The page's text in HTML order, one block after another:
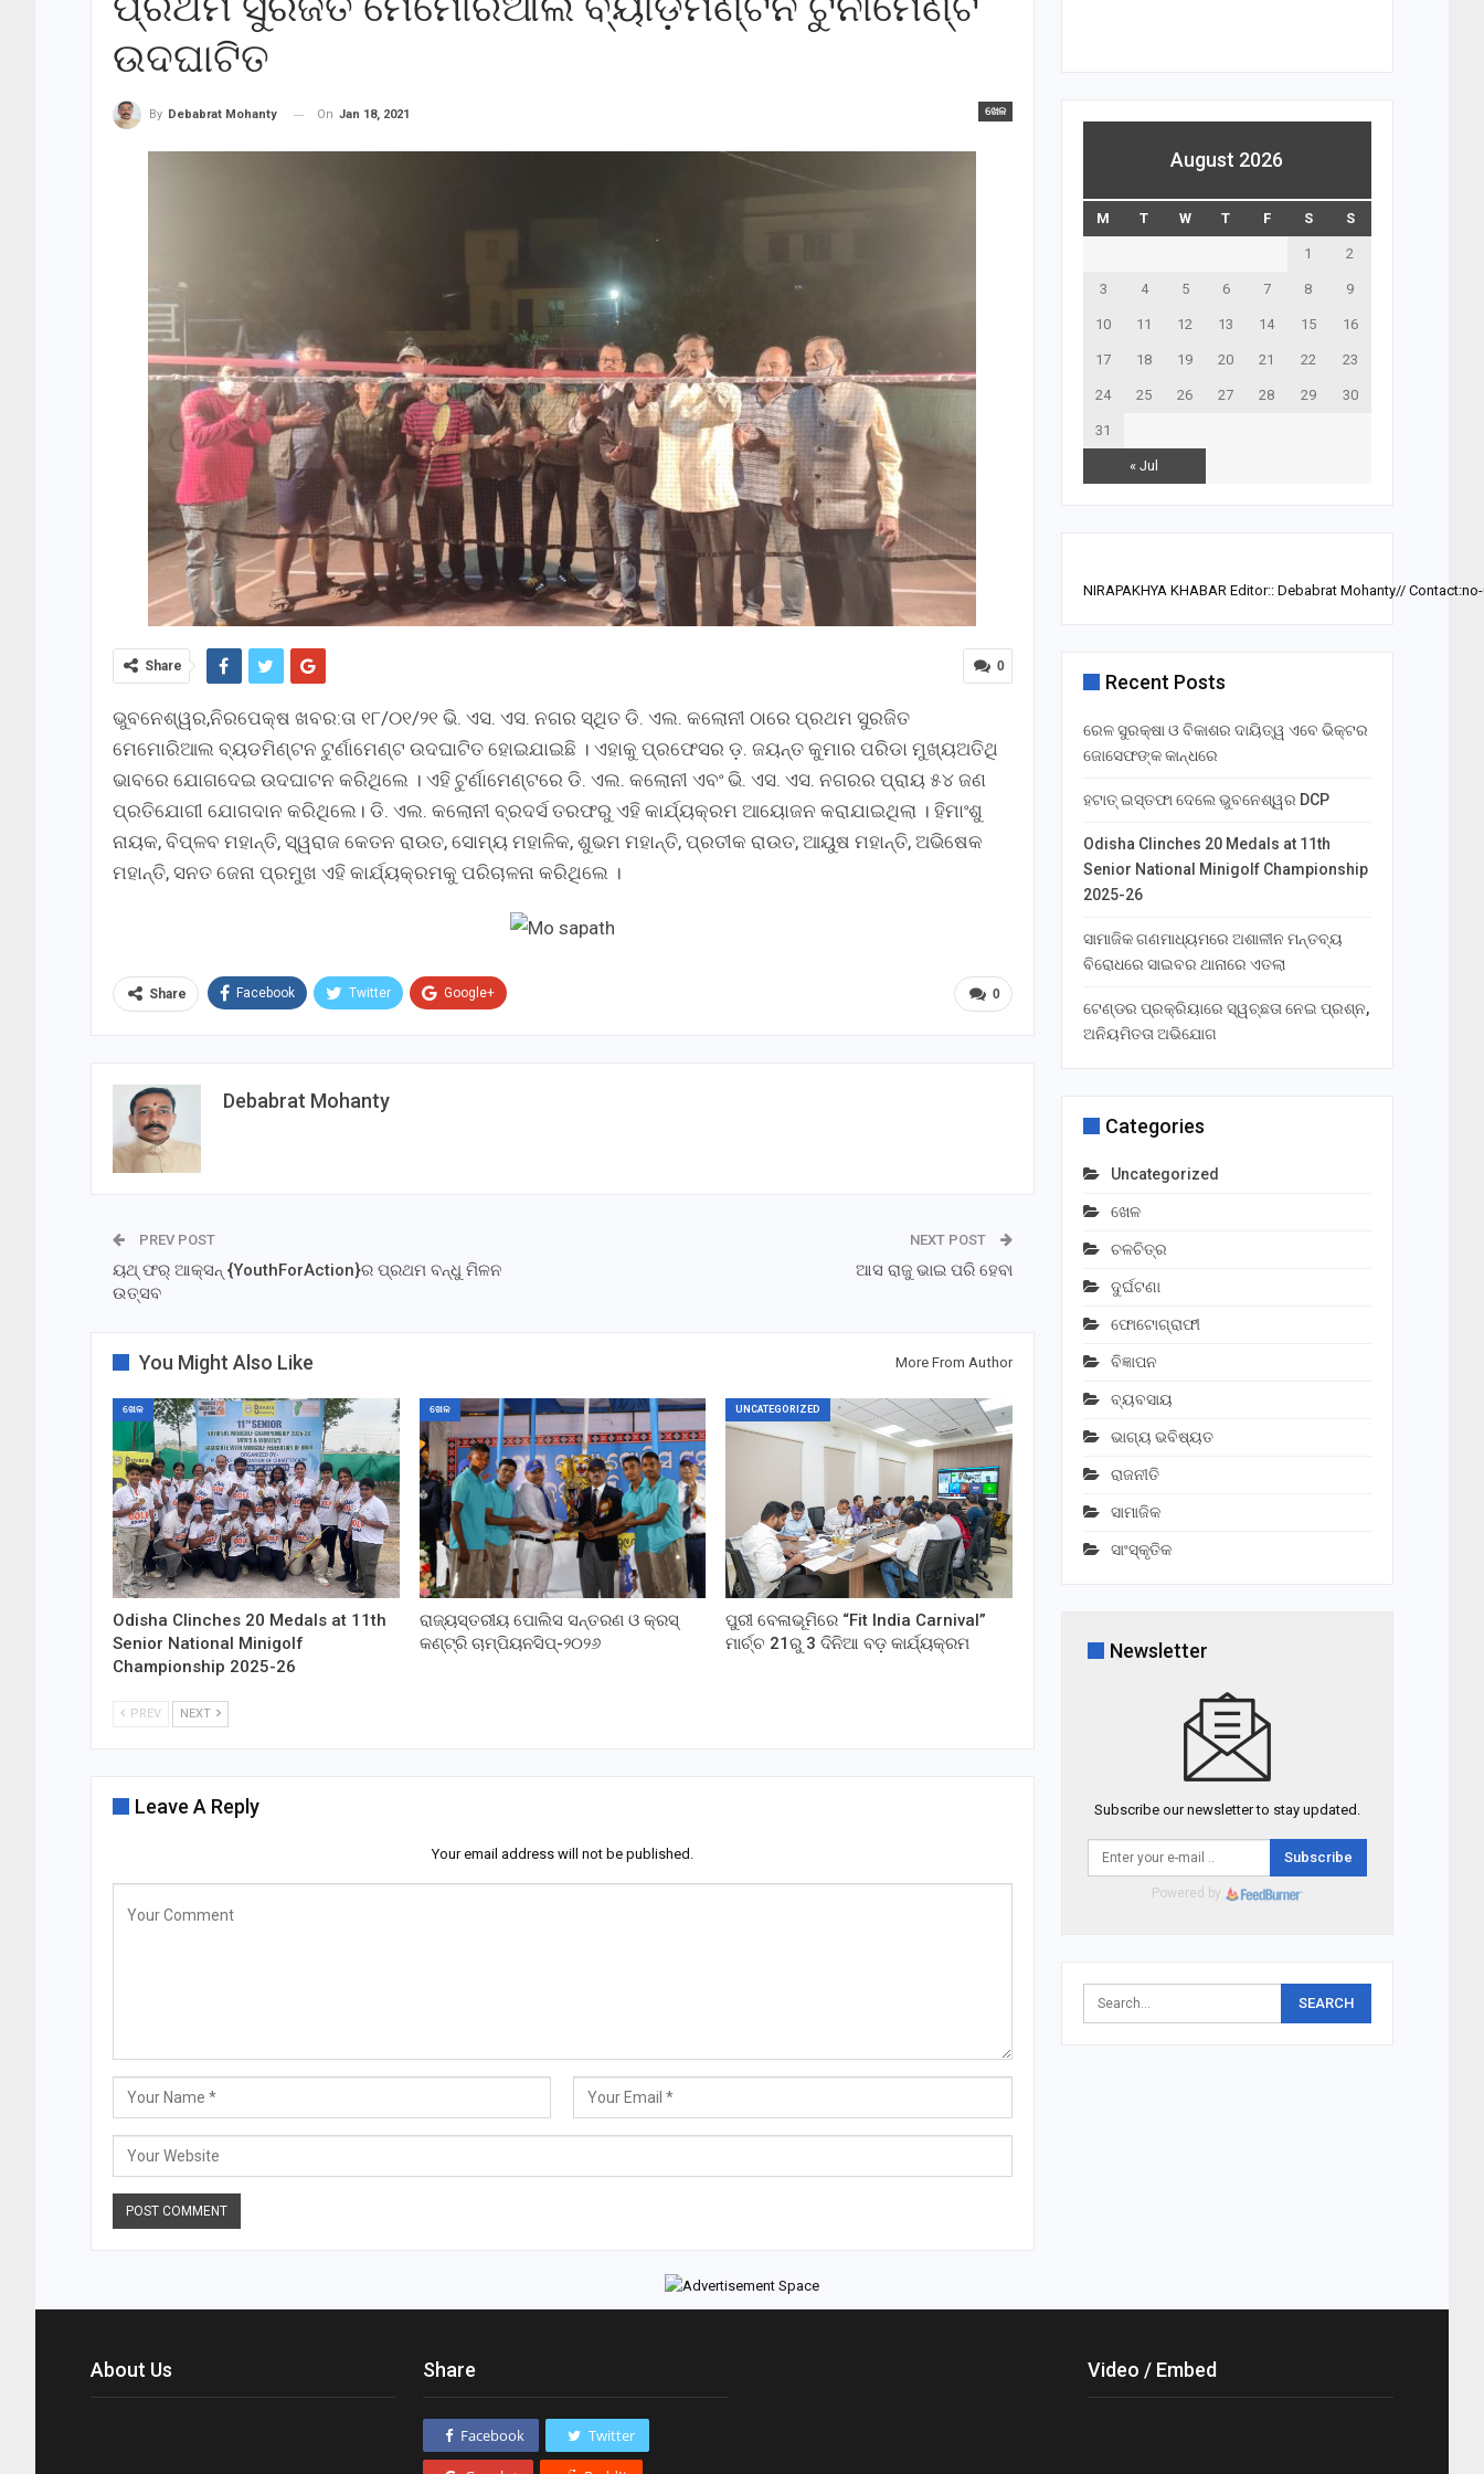
ଉଦଘାଟିତ
ଖେଳ
By Debabrat Mohanty On Jan 18, 2021
0
Share
ଭୁବନେଶ୍ୱର,ନିରପେକ୍ଷ ଖବର:ତା ୧୮/୦୧/୨୧ ଭି. ଏସ. ଏସ. ନଗର ସ୍ଥିତ ଡି. ଏଲ. କଲୋନୀ ଠାରେ ପ୍ରଥମ ସୁରଜିତ
ମେମୋରିଆଲ ବ୍ୟଡମିଣ୍ଟନ ଟୁର୍ଣାମେଣ୍ଟ ଉଦଘାଟିତ ହୋଇଯାଇଛି । ଏହାକୁ ପ୍ରଫେସର ଡ଼. ଜୟନ୍ତ କୁମାର ପରିଡା ମୁଖ୍ୟଅତିଥି
ଭାବରେ ଯୋଗଦେଇ ଉଦଘାଟନ କରିଥିଲେ । ଏହି ଟୁର୍ଣାମେଣ୍ଟରେ ଡି. ଏଲ. କଲୋନୀ ଏବଂ ଭି. ଏସ. ଏସ. ନଗରର ପ୍ରାୟ ୫୪ ଜଣ
ପ୍ରତିଯୋଗୀ ଯୋଗଦାନ କରିଥିଲେ। ଡି. ଏଲ. କଲୋନୀ ବ୍ରଦର୍ସ ତରଫରୁ ଏହି କାର୍ଯ୍ୟକ୍ରମ ଆୟୋଜନ କରାଯାଇଥିଲା । ହିମାଂଶୁ
ନାୟକ, ବିପ୍ଳବ ମହାନ୍ତି, ସ୍ୱରାଜ କେତନ ରାଉତ, ସୋମ୍ୟ ମହାଳିକ, ଶୁଭମ ମହାନ୍ତି, ପ୍ରତୀକ ରାଉତ, ଆୟୁଷ ମହାନ୍ତି, ଅଭିଷେକ
ମହାନ୍ତି, ସନତ ଜେନା ପ୍ରମୁଖ ଏହି କାର୍ଯ୍ୟକ୍ରମକୁ ପରିଚାଳନା କରିଥିଲେ ।
0
Share Facebook Twitter Google+
Debabrat Mohanty
PREV POST
ୟଥ୍ ଫର୍ ଆକ୍ସନ୍ {YouthForAction}ର ପ୍ରଥମ ବନ୍ଧୁ ମିଳନ
ଉତ୍ସବ
NEXT POST
ଆସ ରାଜୁ ଭାଇ ପରି ହେବା
You Might Also Like More From Author
ଖେଳ
Odisha Clinches 20 Medals at 11th
Senior National Minigolf
Championship 2025-26
ଖେଳ
ରାଜ୍ୟସ୍ତରୀୟ ପୋଲିସ ସନ୍ତରଣ ଓ କ୍ରସ୍
କଣ୍ଟ୍ରି ଚାମ୍ପିୟନସିପ୍-୨୦୨୬
UNCATEGORIZED
ପୁରୀ ବେଳାଭୂମିରେ “Fit India Carnival”
ମାର୍ଚ୍ଚ 21ରୁ 3 ଦିନିଆ ବଡ଼ କାର୍ଯ୍ୟକ୍ରମ
PREV NEXT
Leave A Reply
Your email address will not be published.
August 2026
M T W T F S S
« Jul
1 2
3 4 5 6 7 8 9
10 11 12 13 14 15 16
17 18 19 20 21 22 23
24 25 26 27 28 29 30
31
NIRAPAKHYA KHABAR Editor:: Debabrat Mohanty//
Recent Posts
ରେଳ ସୁରକ୍ଷା ଓ ବିକାଶର ଦାୟିତ୍ୱ ଏବେ ଭିକ୍ଟର
ଜୋସେଫଙ୍କ କାନ୍ଧରେ
ହଟାତ୍ ଇସ୍ତଫା ଦେଲେ ଭୁବନେଶ୍ୱର DCP
Odisha Clinches 20 Medals at 11th
Senior National Minigolf Championship
2025-26
ସାମାଜିକ ଗଣମାଧ୍ୟମରେ ଅଶାଳୀନ ମନ୍ତବ୍ୟ
ବିରୋଧରେ ସାଇବର ଥାନାରେ ଏତଲା
ଟେଣ୍ଡର ପ୍ରକ୍ରିୟାରେ ସ୍ୱଚ୍ଛତା ନେଇ ପ୍ରଶ୍ନ,
ଅନିୟମିତତା ଅଭିଯୋଗ
Categories
Uncategorized
ଖେଳ
ଚଳଚିତ୍ର
ଦୁର୍ଘଟଣା
ଫୋଟୋଗ୍ରାଫୀ
ବିଜ୍ଞାପନ
ବ୍ୟବସାୟ
ଭାଗ୍ୟ ଭବିଷ୍ୟତ
ରାଜନୀତି
ସାମାଜିକ
ସାଂସ୍କୃତିକ
Newsletter
Subscribe our newsletter to stay updated.
Subscribe
Powered by
About Us Share
Facebook Twitter
Video / Embed